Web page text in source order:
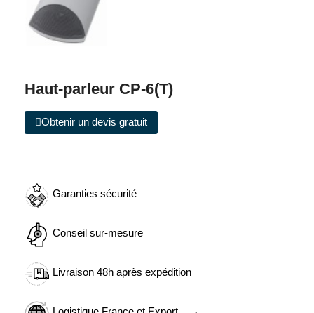
Haut-parleur CP-6(T)
Obtenir un devis gratuit
Garanties sécurité
Conseil sur-mesure
Livraison 48h après expédition